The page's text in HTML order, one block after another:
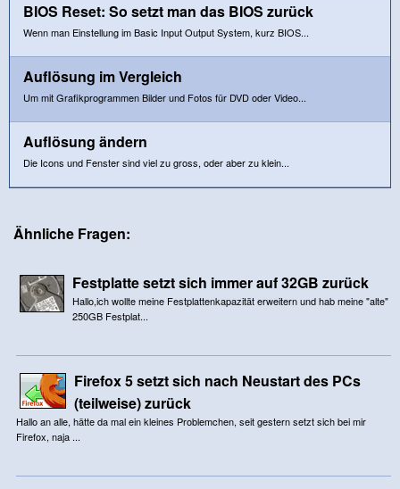
BIOS Reset: So setzt man das BIOS zurück
Wenn man Einstellung im Basic Input Output System, kurz BIOS...
Auflösung im Vergleich
Um mit Grafikprogrammen Bilder und Fotos für DVD oder Video...
Auflösung ändern
Die Icons und Fenster sind viel zu gross, oder aber zu klein...
Ähnliche Fragen:
Festplatte setzt sich immer auf 32GB zurück
Hallo,ich wollte meine Festplattenkapazität erweitern und hab meine "alte"
250GB Festplat...
Firefox 5 setzt sich nach Neustart des PCs
(teilweise) zurück
Hallo an alle, hätte da mal ein kleines Problemchen, seit gestern setzt sich bei mir
Firefox, naja ...